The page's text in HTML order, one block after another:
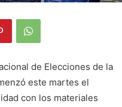
de Elecciones de la
este martes el
con los materiales